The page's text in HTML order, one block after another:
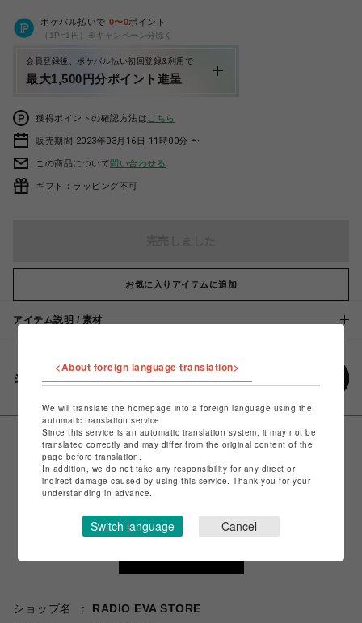
ポケパル払いで 0〜0ポイント
（1P=1円）※キャンペーン分除く
会員登録後、ポケパル払い初回登録&利用で
最大1,500円分ポイント進呈
獲得ポイントの確認方法は こちら
販売期間 2023年03月16日 11時00分 〜
この商品について問い合わせる
ギフト：ラッピング不可
お気に入りアイテムに追加
アイテム説明 / 素材
シェアする
ショップ名
RADIO EVA STORE
<About foreign language translation>
We will translate the homepage into a foreign language using the
automatic translation service.
Since this service is an automatic translation system, it may not be
translated correctly and may differ from the original content of the
page before translation.
In addition, we do not take any responsibility for any direct or
indirect damage caused by using this service. Thank you for your
understanding in advance.
Switch language Cancel